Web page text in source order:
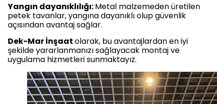
Yangın dayanıklılığı:Metal malzemeden üretilen
petek tavanlar, yangına dayanıklı olup güvenlik
açısından avantaj sağlar.
Dek-Mar İnşaatolarak, bu avantajlardan en iyi
şekilde yararlanmanızı sağlayacak montaj ve
uygulama hizmetleri sunmaktayız.